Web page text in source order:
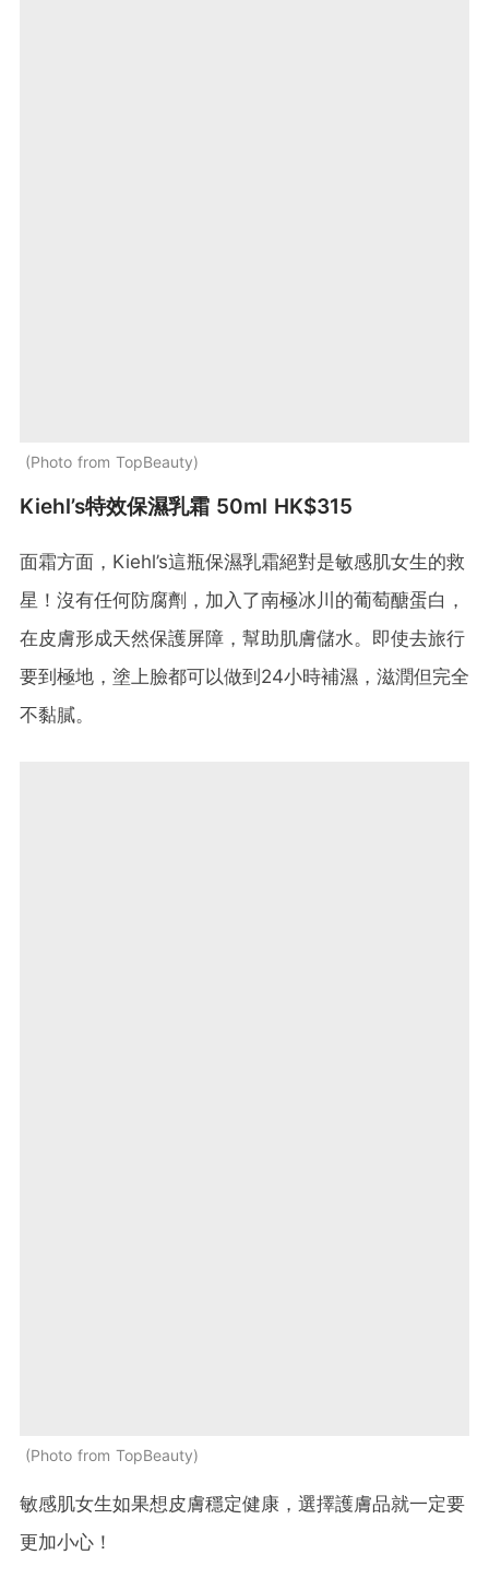
Photo from TopBeauty
Kiehl’s特效保濕乳霜 50ml HK$315
面霜方面，Kiehl’s這瓶保濕乳霜絕對是敏感肌女生的救
星！沒有任何防腐劑，加入了南極冰川的葡萄醣蛋白，
在皮膚形成天然保護屏障，幫助肌膚儲水。即使去旅行
要到極地，塗上臉都可以做到24小時補濕，滋潤但完全
不黏膩。
Photo from TopBeauty
敏感肌女生如果想皮膚穩定健康，選擇護膚品就一定要
更加小心！